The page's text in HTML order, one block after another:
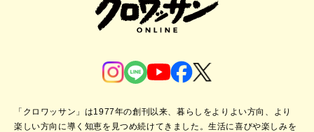
「クロワッサン」は1977年の創刊以来、暮らしをよりよい方向、より
楽しい方向に導く知恵を見つめ続けてきました。生活に喜びや楽しみを